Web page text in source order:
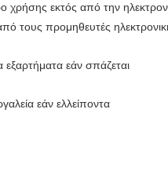
χρήσης εκτός από την
τους προμηθευτές
εξαρτήματα εάν σπάζεται
εάν ελλείποντα